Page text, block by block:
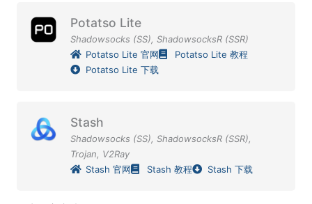
Potatso Lite
Shadowsocks (SS), ShadowsocksR (SSR)
Potatso Lite 官网
Potatso Lite 教程
Potatso Lite 下载
Stash
Shadowsocks (SS), ShadowsocksR (SSR),
Trojan, V2Ray
Stash 官网
Stash 教程 Stash 下载